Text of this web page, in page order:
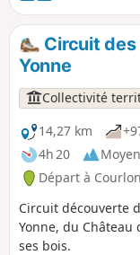
bois, redescend
Martin-du-Tertre
redescendre par
Sens, ambiances
Circuit
Yonne
Collectivité
14,27 km
4h 20
Départ à
Circuit découverte
Yonne, du Château
ses bois.